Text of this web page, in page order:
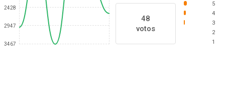
2428
2947
3467
48
votos
5
4
3
2
1